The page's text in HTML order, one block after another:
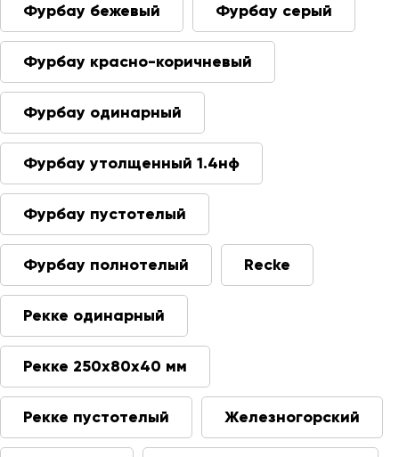
Фурбау бежевый Фурбау серый
Фурбау красно-коричневый
Фурбау одинарный
Фурбау утолщенный 1.4нф
Фурбау пустотелый
Фурбау полнотелый Recke
Рекке одинарный
Рекке 250х80х40 мм
Рекке пустотелый Железногорский